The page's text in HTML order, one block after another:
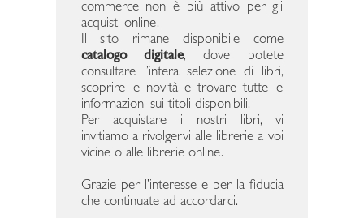
commerce non è più attivo per gli
acquisti online.
Il sito rimane disponibile come
catalogo digitale, dove potete
consultare l’intera selezione di libri,
scoprire le novità e trovare tutte le
informazioni sui titoli disponibili.
Per acquistare i nostri libri, vi
invitiamo a rivolgervi alle librerie a voi
vicine o alle librerie online.
Grazie per l’interesse e per la fiducia
che continuate ad accordarci.